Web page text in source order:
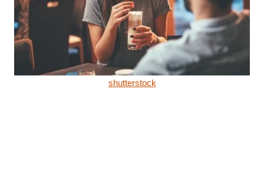
shutterstock